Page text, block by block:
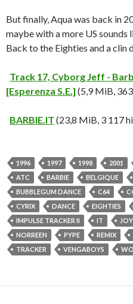
But finally, Aqua was back in
maybe with a more US sounds
Back to the Eighties and a clin
Track 17, Cyborg Jeff -
[Esperenza S.E.] (5,9 MiB,
BARBIE.IT (23,8 MiB, 3 117
1996 1997 1998 2001
ATC
BARBIE BELGIQUE
BUBBLEGUM DANCE
C64
CYRIX
DANCE EIGHTIES
IMPULSE TRACKER II
IT
NORREEN
PYPE REMIX
TRACKER
VENGABOYS